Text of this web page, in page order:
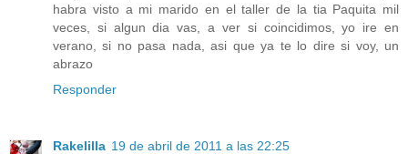
habra visto a mi marido en el taller de la tia Paquita mil
veces, si algun dia vas, a ver si coincidimos, yo ire en
verano, si no pasa nada, asi que ya te lo dire si voy, un
abrazo
Responder
Rakelilla 19 de abril de 2011 a las 22:25